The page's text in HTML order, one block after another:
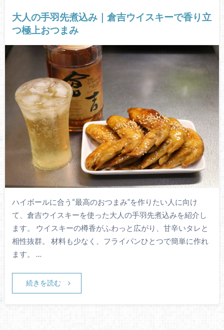
大人の手羽先煮込み｜倉吉ウイスキーで香り立
つ極上おつまみ
ハイボールに合う“最高のおつまみ”を作りたい人に向け
て、倉吉ウイスキーを使った大人の手羽先煮込みを紹介し
ます。 ウイスキーの樽香がふわっと広がり、甘辛いタレと
相性抜群。 材料も少なく、フライパンひとつで簡単に作れ
ます。 …
続きを読む